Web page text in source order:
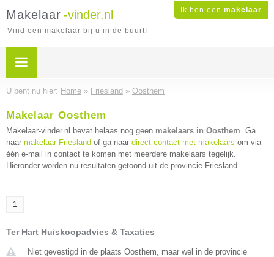
Ik ben een makelaar
Makelaar -vinder.nl
Vind een makelaar bij u in de buurt!
U bent nu hier: Home » Friesland » Oosthem
Makelaar Oosthem
Makelaar-vinder.nl bevat helaas nog geen makelaars in Oosthem. Ga
naar makelaar Friesland of ga naar direct contact met makelaars om via
één e-mail in contact te komen met meerdere makelaars tegelijk.
Hieronder worden nu resultaten getoond uit de provincie Friesland.
1
Ter Hart Huiskoopadvies & Taxaties
Niet gevestigd in de plaats Oosthem, maar wel in de provincie